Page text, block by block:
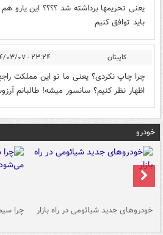
یعنی تحریمها برداشته شد ؟؟؟؟ این یارو
باید توافق کنیم
کاپیتان ۲۳:۲۴ - ۱۳۹۴/۰۳/۰۷
چرا چاپ نکردی؟ یعنی ما تو این مملکت
اظهار نظر کنیم؟ سانسور میشه! طالبانم
خودرو
خودروهای جدید شیائومی در راه بازار چرا